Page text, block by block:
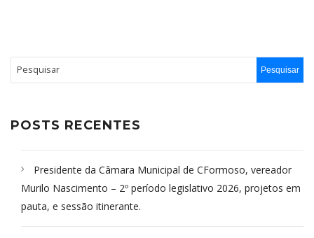
POSTS RECENTES
Presidente da Câmara Municipal de CFormoso, vereador
Murilo Nascimento – 2º período legislativo 2026, projetos em
pauta, e sessão itinerante.